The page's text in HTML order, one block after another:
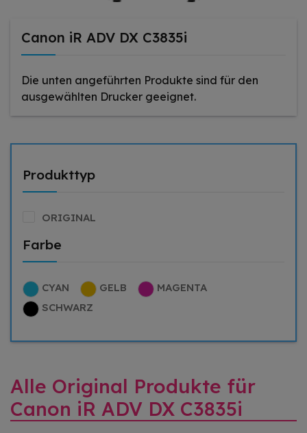
Canon iR ADV DX C3835i
Die unten angeführten Produkte sind für den
ausgewählten Drucker geeignet.
Produkttyp
ORIGINAL
Farbe
CYAN GELB
MAGENTA
SCHWARZ
Alle Original Produkte für
Canon iR ADV DX C3835i